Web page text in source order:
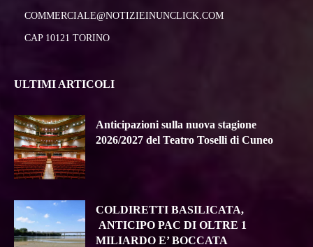
COMMERCIALE@NOTIZIEINUNCLICK.COM
CAP 10121 TORINO
ULTIMI ARTICOLI
Anticipazioni sulla nuova stagione
2026/2027 del Teatro Toselli di Cuneo
COLDIRETTI BASILICATA,
ANTICIPO PAC DI OLTRE 1
MILIARDO E’ BOCCATA